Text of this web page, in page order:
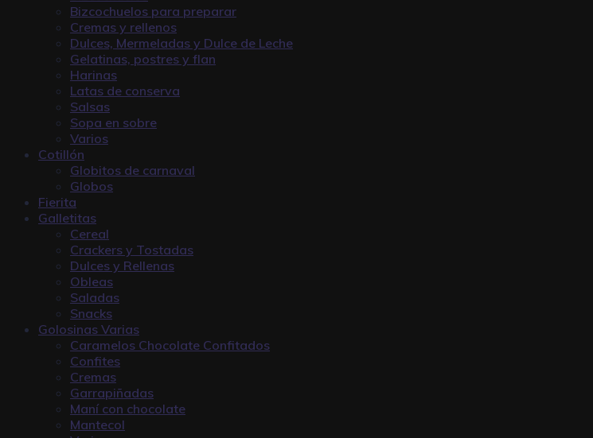
Bizcochuelos para preparar
Cremas y rellenos
Dulces, Mermeladas y Dulce de Leche
Gelatinas, postres y flan
Harinas
Latas de conserva
Salsas
Sopa en sobre
Varios
Cotillón
Globitos de carnaval
Globos
Fierita
Galletitas
Cereal
Crackers y Tostadas
Dulces y Rellenas
Obleas
Saladas
Snacks
Golosinas Varias
Caramelos Chocolate Confitados
Confites
Cremas
Garrapiñadas
Maní con chocolate
Mantecol